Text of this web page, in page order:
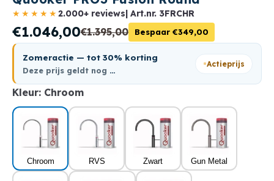
★★★★★2.000+ reviews | Art.nr. 3FRCHR
€1.046,00€1.395,00 Bespaar €349,00
Zomeractie — tot 30% korting
Deze prijs geldt nog …
Actieprijs
Kleur: Chroom
Chroom RVS Zwart Gun Metal